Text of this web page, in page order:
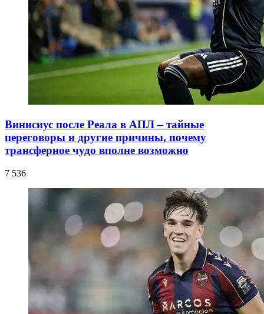
Винисиус после Реала в АПЛ – тайные
переговоры и другие причины, почему
трансферное чудо вполне возможно
7 536